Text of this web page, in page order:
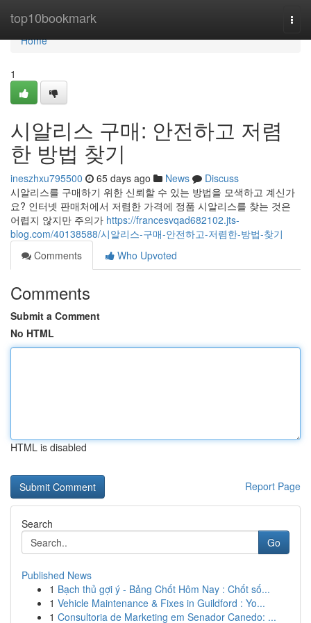
top10bookmark
Home
Home
1
시알리스 구매: 안전하고 저렴
한 방법 찾기
ineszhxu795500 65 days ago News
Discuss
시알리스를 구매하기 위한 신뢰할 수 있는 방법을 모색하고 계신가
요? 인터넷 판매처에서 저렴한 가격에 정품 시알리스를 찾는 것은
어렵지 않지만 주의가 https://francesvqad682102.jts-
blog.com/40138588/시알리스-구매-안전하고-저렴한-방법-찾기
Comments
Who Upvoted
Comments
Submit a Comment
No HTML
HTML is disabled
Report Page
Search
Go
Published News
1 Bạch thủ gợi ý - Bảng Chốt Hôm Nay : Chốt số...
1 Vehicle Maintenance & Fixes in Guildford : Yo...
1 Consultoria de Marketing em Senador Canedo: ...